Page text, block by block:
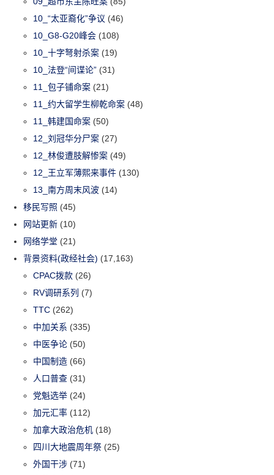
10_“太亚裔化”争议 (46)
10_G8-G20峰会 (108)
10_十字弩射杀案 (19)
10_法登“间谍论” (31)
11_包子铺命案 (21)
11_约大留学生柳乾命案 (48)
11_韩建国命案 (50)
12_刘冠华分尸案 (27)
12_林俊遭肢解惨案 (49)
12_王立军薄熙来事件 (130)
13_南方周末风波 (14)
移民写照 (45)
网站更新 (10)
网络学堂 (21)
背景资料(政经社会) (17,163)
CPAC拨款 (26)
RV调研系列 (7)
TTC (262)
中加关系 (335)
中医争论 (50)
中国制造 (66)
人口普查 (31)
党魁选举 (24)
加元汇率 (112)
加拿大政治危机 (18)
四川大地震周年祭 (25)
外国干涉 (71)